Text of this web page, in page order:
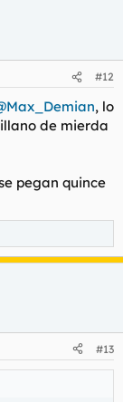
#12
, lo
de mierda
pegan quince
#13